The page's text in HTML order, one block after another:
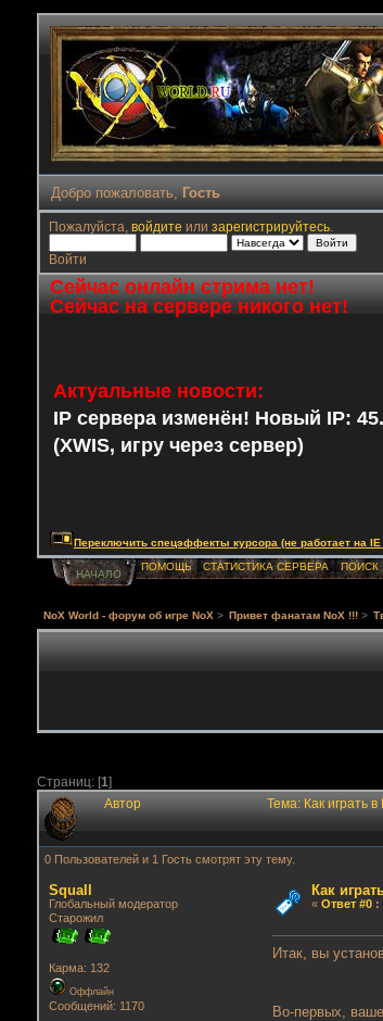
Добро пожаловать, Гость
Пожалуйста, войдите или зарегистрируйтесь.
Войти
Сейчас онлайн стрима нет!
Сейчас на сервере никого нет!
Актуальные новости:
IP сервера изменён! Новый IP:
(XWIS, игру через сервер)
Переключить спецэффекты курсора (не работает на
НАЧАЛО
ПОМОЩЬ СТАТИСТИКА СЕРВЕРА ПОИСК
NoX World - форум об игре NoX > Привет фанатам NoX !!! >
Страниц: [1]
Автор Тема: Как играть
0 Пользователей и 1 Гость смотрят эту тему.
Squall
Глобальный модератор
Старожил
Карма: 132
Оффлайн
Сообщений: 1170
Как
« Ответ #0:
Итак, вы
Во-первых,